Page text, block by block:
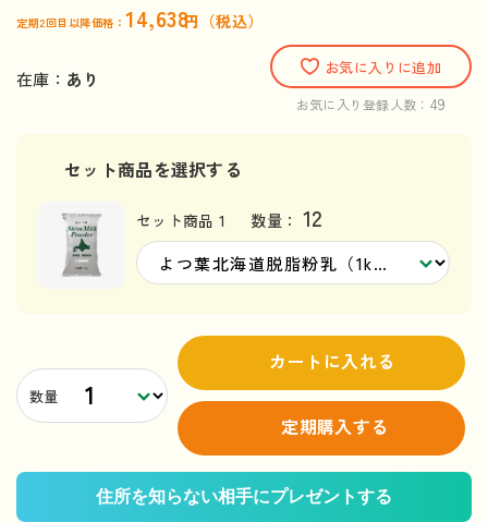
定期2回目以降価格： 14,638円（税込）
在庫： あり
お気に入りに追加
お気に入り登録人数： 49
セット商品を選択する
セット商品 1 数量： 12
数量
カートに入れる
定期購入する